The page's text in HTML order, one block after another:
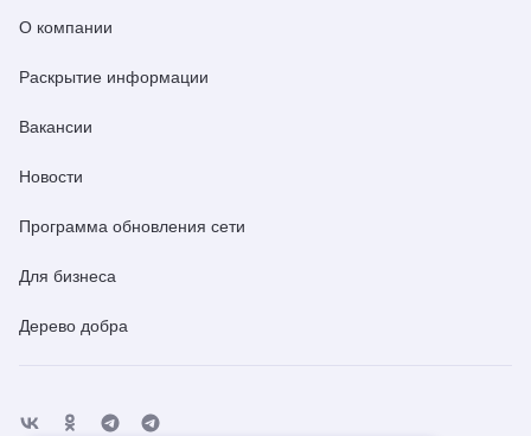
О компании
Раскрытие информации
Вакансии
Новости
Программа обновления сети
Для бизнеса
Дерево добра